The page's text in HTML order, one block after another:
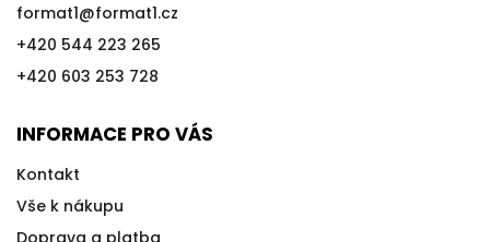
format1@format1.cz
+420 544 223 265
+420 603 253 728
INFORMACE PRO VÁS
Kontakt
Vše k nákupu
Doprava a platba